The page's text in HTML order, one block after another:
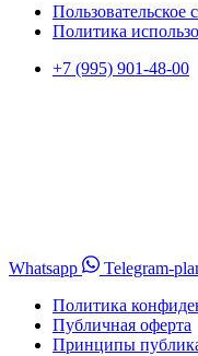
Пользовательское
Политика
+7 (995) 901-48-00
Whatsapp
Telegram-
Политика
Публичная оферта
Принципы